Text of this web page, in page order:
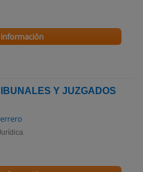
Y JUZGADOS